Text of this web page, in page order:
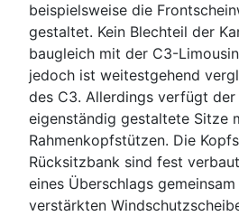
beispielsweise die
gestaltet. Kein Blechteil der
baugleich mit der C3-
jedoch ist weitestgehend
des C3. Allerdings verfügt
eigenständig gestaltete Sitze
Rahmenkopfstützen. Die
Rücksitzbank sind fest
eines Überschlags
verstärkten